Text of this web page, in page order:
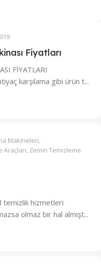
Fiyatları
FİYATLARI
karşılama gibi ürün t...
Makineleri,
Araçları, Zemin Temizleme
temizlik hizmetleri
olmaz bir hal almışt...